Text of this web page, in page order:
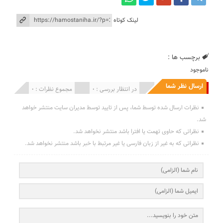
لینک کوتاه
برچسب ها :
ناموجود
ارسال نظر شما مجموع نظرات : 0 در انتظار بررسی : 0 انتشار یافته : 0
نظرات ارسال شده توسط شما، پس از تایید توسط مدیران سایت منتشر خواهد
شد.
نظراتی که حاوی تهمت یا افترا باشد منتشر نخواهد شد.
نظراتی که به غیر از زبان فارسی یا غیر مرتبط با خبر باشد منتشر نخواهد شد.